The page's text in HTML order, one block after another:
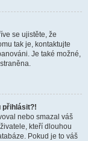
se ujistěte, že
tak je, kontaktujte
Je také možné,
přihlásit?!
nebo smazal váš
kteří dlouhou
Pokud je to váš